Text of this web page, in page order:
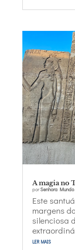
A magia no
porSenhora Mundo
Este
margens
silenciosa
ler mais